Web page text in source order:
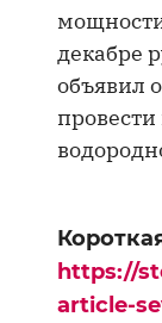
декабре
объявил
https://
article-